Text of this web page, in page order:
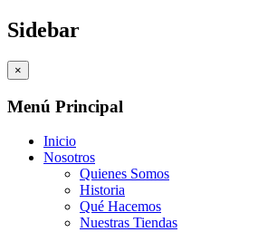
Sidebar
×
Menú Principal
Inicio
Nosotros
Quienes Somos
Historia
Qué Hacemos
Nuestras Tiendas